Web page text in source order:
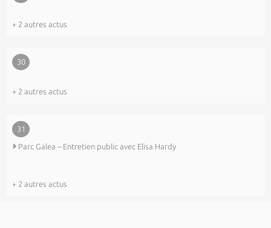
+ 2 autres actus
30
+ 2 autres actus
31
Parc Galea – Entretien public avec Elisa Hardy
+ 2 autres actus